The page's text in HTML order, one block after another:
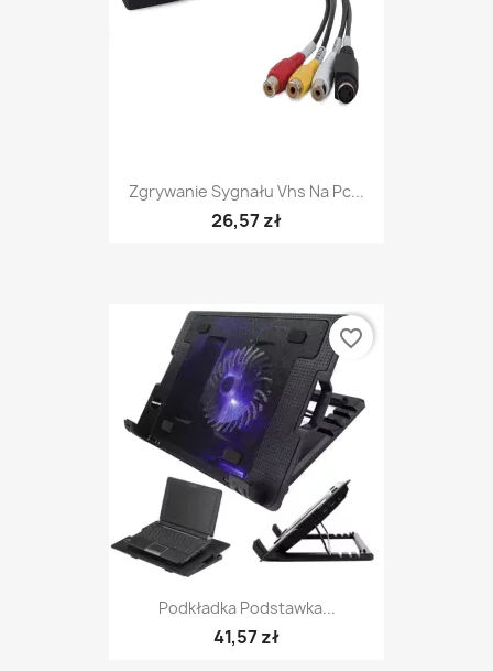
Zgrywanie Sygnału Vhs Na Pc...
26,57 zł
Podkładka Podstawka...
41,57 zł
favorite_border